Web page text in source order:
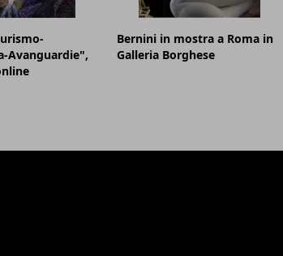
Avanguardie",
Bernini in mostra a Roma in
Galleria Borghese